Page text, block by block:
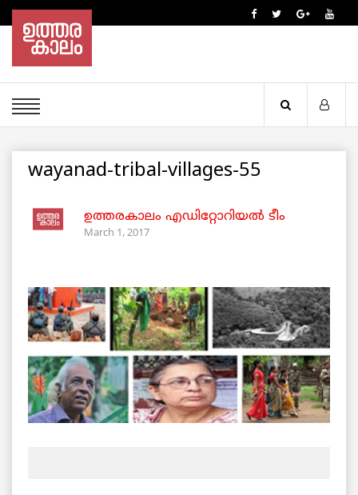
wayanad-tribal-villages-55
ഉത്തരകാലം എഡിറ്റോറിയല്‍ ടീം
March 1, 2017